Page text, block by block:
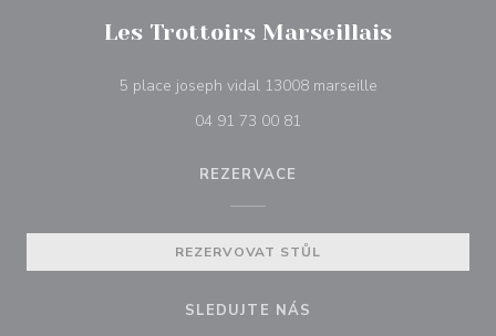
Les Trottoirs Marseillais
5 place joseph vidal 13008 marseille((otevře se v
04 91 73 00 81
REZERVACE
REZERVOVAT STŮL
SLEDUJTE NÁS